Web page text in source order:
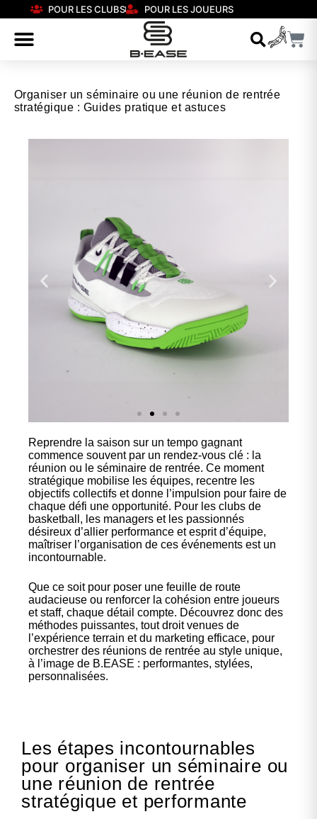
POUR LES CLUBS POUR LES JOUEURS
Organiser un séminaire ou une réunion de rentrée
stratégique : Guides pratique et astuces
Nos
chaussures
Confort et performance à
prix accessible.
Reprendre la saison sur un tempo gagnant
commence souvent par un rendez-vous clé : la
réunion ou le séminaire de rentrée. Ce moment
stratégique mobilise les équipes, recentre les
objectifs collectifs et donne l’impulsion pour faire de
chaque défi une opportunité. Pour les clubs de
basketball, les managers et les passionnés
désireux d’allier performance et esprit d’équipe,
maîtriser l’organisation de ces événements est un
incontournable.
Que ce soit pour poser une feuille de route
audacieuse ou renforcer la cohésion entre joueurs
et staff, chaque détail compte. Découvrez donc des
méthodes puissantes, tout droit venues de
l’expérience terrain et du marketing efficace, pour
orchestrer des réunions de rentrée au style unique,
à l’image de B.EASE : performantes, stylées,
personnalisées.
Les étapes incontournables
pour organiser un séminaire ou
une réunion de rentrée
stratégique et performante